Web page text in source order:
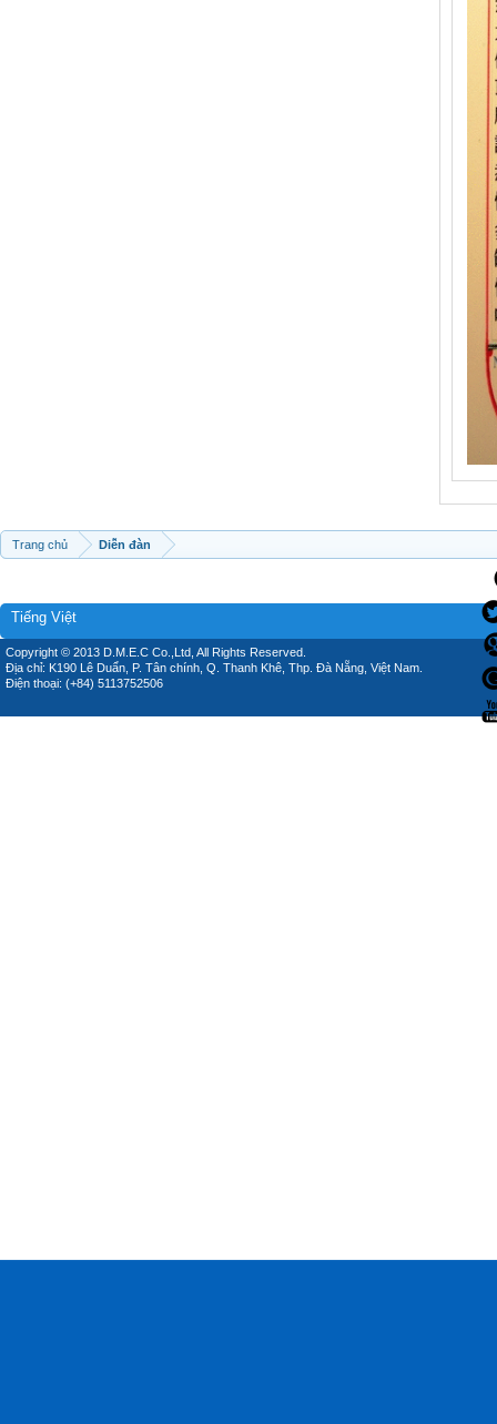
Trang chủ Diễn đàn
Tiếng Việt
Copyright © 2013 D.M.E.C Co.,Ltd, All Rights Reserved.
Địa chỉ: K190 Lê Duẩn, P. Tân chính, Q. Thanh Khê, Thp. Đà Nẵng, Việt Nam.
Điện thoại: (+84) 5113752506